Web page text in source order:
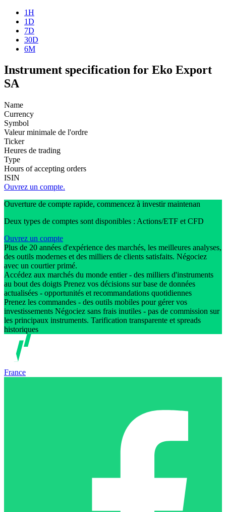
1H
1D
7D
30D
6M
Instrument specification for Eko Export
SA
Name
Currency
Symbol
Valeur minimale de l'ordre
Ticker
Heures de trading
Type
Hours of accepting orders
ISIN
Ouvrez un compte.
Ouverture de compte rapide, commencez à investir maintenan
Deux types de comptes sont disponibles : Actions/ETF et CFD
Ouvrez un compte
Plus de 20 années d'expérience des marchés, les meilleures analyses,
des outils modernes et des milliers de clients satisfaits. Négociez
avec un courtier primé.
Accédez aux marchés du monde entier - des milliers d'instruments
au bout des doigts Prenez vos décisions sur base de données
actualisées - opportunités et recommandations quotidiennes
Prenez les commandes - des outils mobiles pour gérer vos
investissements Négociez sans frais inutiles - pas de commission sur
les principaux instruments. Tarification transparente et spreads
historiques
France